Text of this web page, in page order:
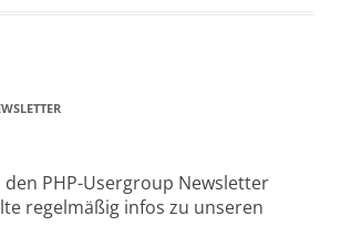
den PHP-Usergroup Newsletter
regelmäßig infos zu unseren